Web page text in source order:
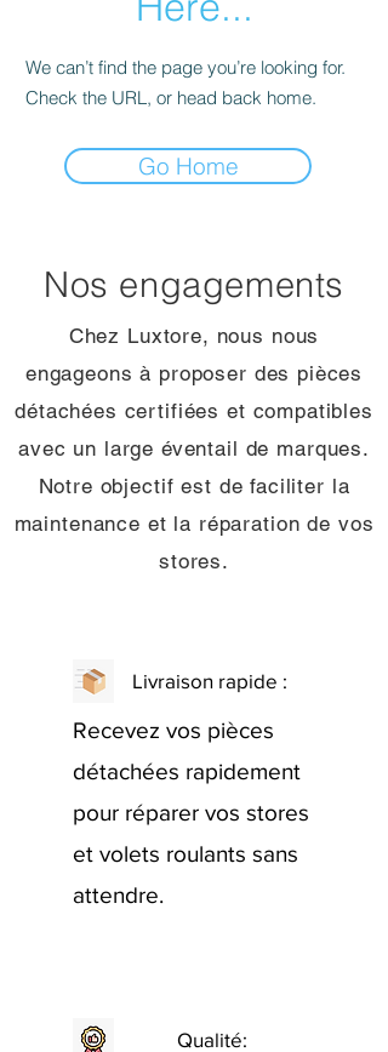
We can’t find the page you’re looking for.
Check the URL, or head back home.
Go Home
Nos engagements
Chez Luxtore, nous nous
engageons à proposer des pièces
détachées certifiées et compatibles
avec un large éventail de marques.
Notre objectif est de faciliter la
maintenance et la réparation de vos
stores.
Livraison rapide :
Recevez vos pièces
détachées rapidement
pour réparer vos stores
et volets roulants sans
attendre.
Qualité: